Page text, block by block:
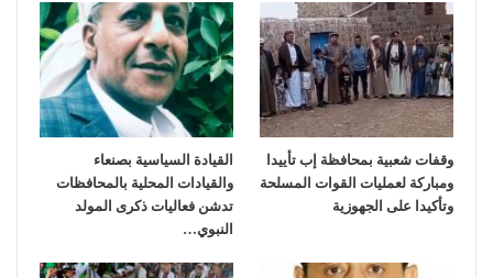
وقفات شعبية بمحافظة إب تأييدا
ومباركة لعمليات القوات المسلحة
وتأكيدا على الجهوزية
القيادة السياسية بصنعاء
والقيادات المحلية بالمحافظات
تدشن فعاليات ذكرى المولد
النبوي…